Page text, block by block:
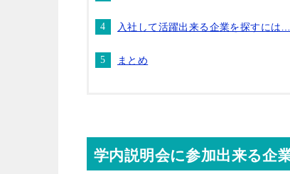
入社して活躍出来る企業を探すには…
まとめ
学内説明会に参加出来る企